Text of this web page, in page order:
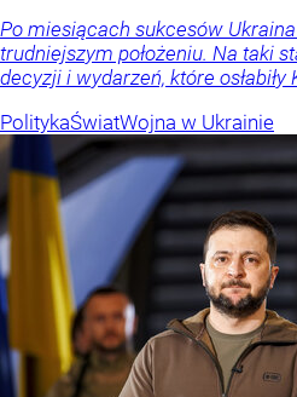
Po miesiącach sukcesów
trudniejszym położeniu. Na taki
decyzji i wydarzeń, które osłabiły
PolitykaŚwiatWojna w Ukrainie